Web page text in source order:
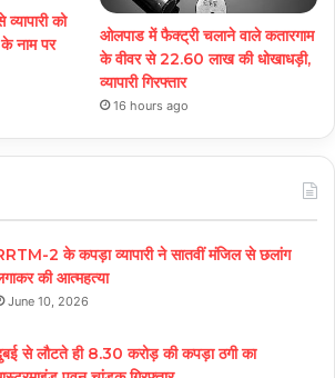
को
नाम पर
ओलपाड में फैक्ट्री चलाने वाले कतारगाम
के वीवर से 22.60 लाख की धोखाधड़ी,
व्यापारी गिरफ्तार
16 hours ago
2 के कपड़ा व्यापारी ने सातवीं मंजिल से छलांग
की आत्महत्या
June 10, 2026
से लौटते ही 8.30 करोड़ की कपड़ा ठगी का